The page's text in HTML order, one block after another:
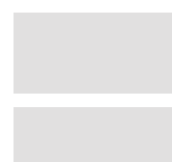
1/07/2026